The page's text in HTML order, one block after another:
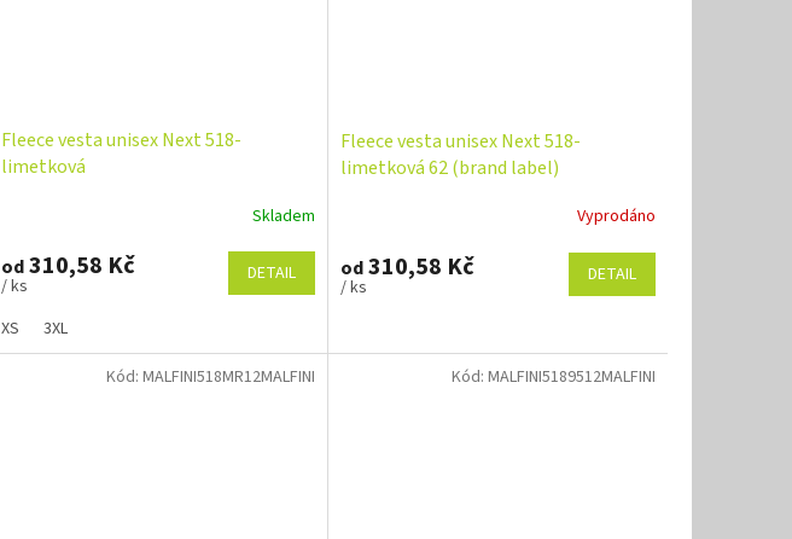
Fleece vesta unisex Next 518-
limetková
Skladem
od310,58 Kč
/ ks
DETAIL
XS 3XL
Fleece vesta unisex Next 518-
limetková 62 (brand label)
Vyprodáno
od310,58 Kč
/ ks
DETAIL
Kód: MALFINI518MR12MALFINI Kód: MALFINI5189512MALFINI